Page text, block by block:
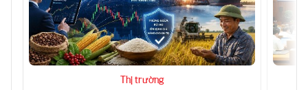
Thị trường